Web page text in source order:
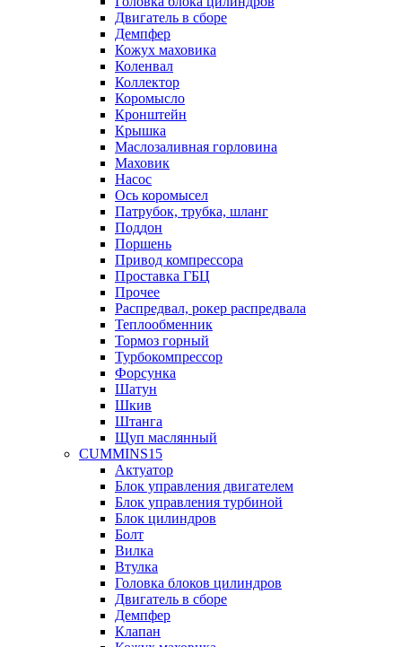
Двигатель в сборе
Демпфер
Кожух маховика
Коленвал
Коллектор
Коромысло
Кронштейн
Крышка
Маслозаливная горловина
Маховик
Насос
Ось коромысел
Патрубок, трубка, шланг
Поддон
Поршень
Привод компрессора
Проставка ГБЦ
Прочее
Распредвал, рокер распредвала
Теплообменник
Тормоз горный
Турбокомпрессор
Форсунка
Шатун
Шкив
Штанга
Щуп маслянный
CUMMINS15
Актуатор
Блок управления двигателем
Блок управления турбиной
Блок цилиндров
Болт
Вилка
Втулка
Головка блоков цилиндров
Двигатель в сборе
Демпфер
Клапан